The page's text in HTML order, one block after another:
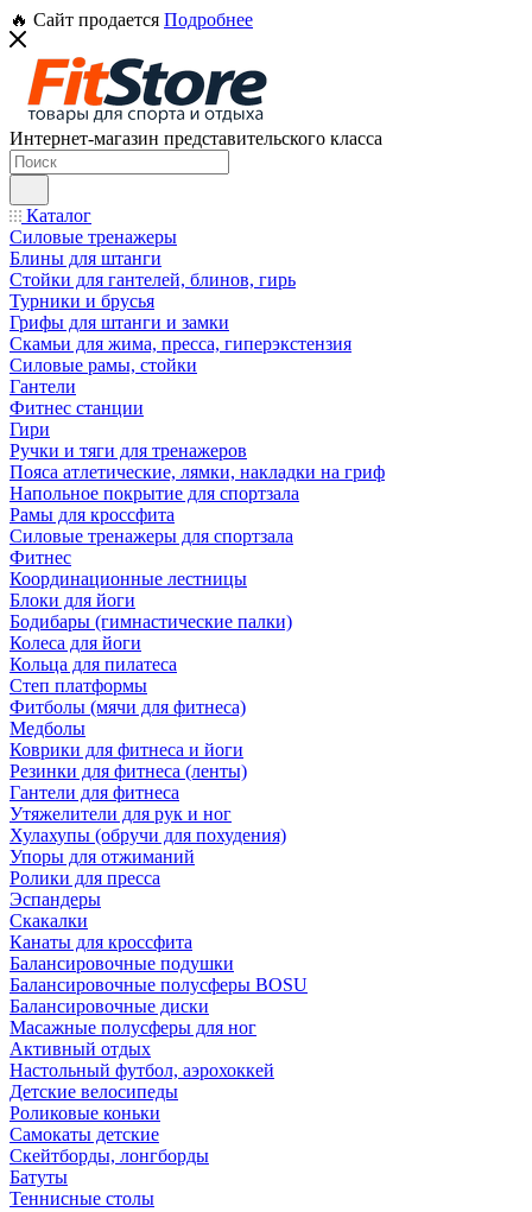
🔥 Сайт продается Подробнее
Интернет-магазин представительского класса
Каталог
Силовые тренажеры
Блины для штанги
Стойки для гантелей, блинов, гирь
Турники и брусья
Грифы для штанги и замки
Скамьи для жима, пресса, гиперэкстензия
Силовые рамы, стойки
Гантели
Фитнес станции
Гири
Ручки и тяги для тренажеров
Пояса атлетические, лямки, накладки на гриф
Напольное покрытие для спортзала
Рамы для кроссфита
Силовые тренажеры для спортзала
Фитнес
Координационные лестницы
Блоки для йоги
Бодибары (гимнастические палки)
Колеса для йоги
Кольца для пилатеса
Степ платформы
Фитболы (мячи для фитнеса)
Медболы
Коврики для фитнеса и йоги
Резинки для фитнеса (ленты)
Гантели для фитнеса
Утяжелители для рук и ног
Хулахупы (обручи для похудения)
Упоры для отжиманий
Ролики для пресса
Эспандеры
Скакалки
Канаты для кроссфита
Балансировочные подушки
Балансировочные полусферы BOSU
Балансировочные диски
Масажные полусферы для ног
Активный отдых
Настольный футбол, аэрохоккей
Детские велосипеды
Роликовые коньки
Самокаты детские
Скейтборды, лонгборды
Батуты
Теннисные столы